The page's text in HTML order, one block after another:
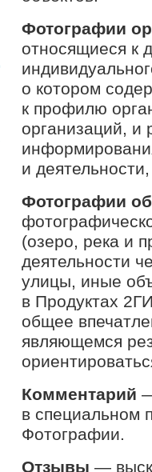
Фотографии
относящиеся к
о котором
к профилю
организаций,
и
Фотографии
(озеро, река и
деятельности
улицы, иные
в Продуктах
общее
являющемся
Комментарий
в специальном
Фотографии.
Отзывы —